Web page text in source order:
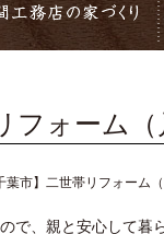
フォーム
葉市】二世帯リフォーム
ので、親と安心して